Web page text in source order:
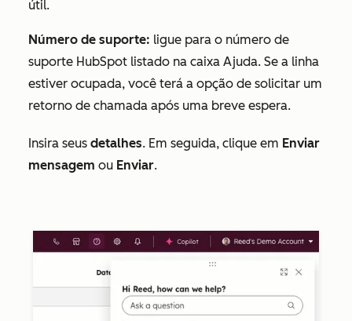
útil.
Número de suporte: ligue para o número de
suporte HubSpot listado na caixa Ajuda. Se a linha
estiver ocupada, você terá a opção de solicitar um
retorno de chamada após uma breve espera.
Insira seus detalhes. Em seguida, clique em Enviar
mensagem ou Enviar.